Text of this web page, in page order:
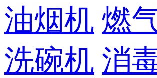
油烟机 燃
洗碗机 消